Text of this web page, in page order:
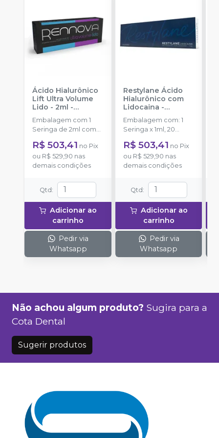
Ácido Hialurônico
Lift Ultra Volume
Lido - 2ml -
RENNOVA
Embalagem com 1
Seringa de 2ml com
0,3% de lidocaína.
R$ 503,41 no Pix
ou R$ 529,90 nas
demais condições
Qtd :
Adicionar ao
carrinho
Pedir via
Whatsapp
Restylane Ácido
Hialurônico com
Lidocaina -
GALDERMA
Embalagem com: 1
Seringa x 1ml, 20
mg/ml de ácido
hialurônico reticulado;
3 mg/ml de cloridrato
de lidocaína; 2
R$ 503,41 no Pix
ou R$ 529,90 nas
demais condições
Qtd :
Adicionar ao
carrinho
Pedir via
Whatsapp
Não achou algum produto? Sugira para a
Cota Dental
Sugerir produtos